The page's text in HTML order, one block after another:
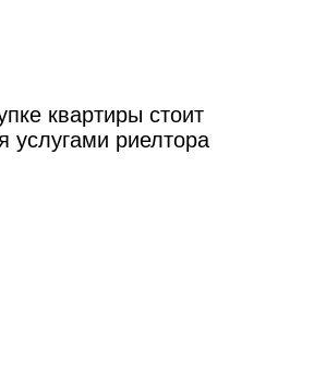
квартиры стоит
услугами риелтора